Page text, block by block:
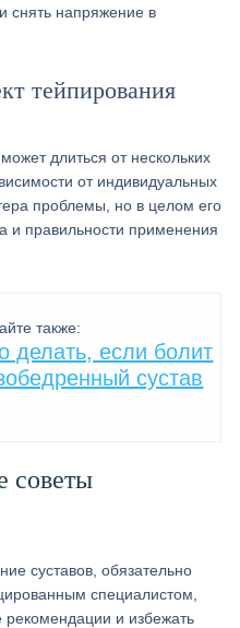
снять напряжение в
тейпирования
длиться от нескольких
от индивидуальных
проблемы, но в целом его
и правильности применения
также:
делать, если болит
сустав
советы
суставов, обязательно
специалистом,
рекомендации и избежать